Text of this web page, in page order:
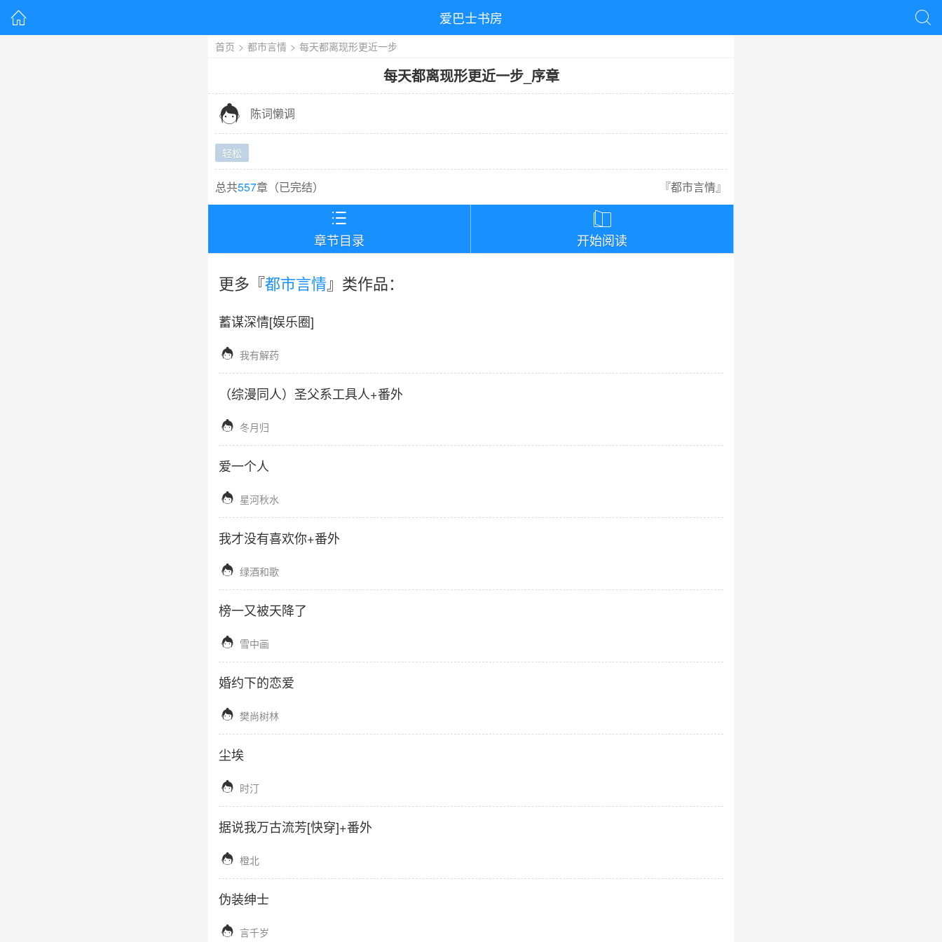
 爱巴士书房 
首页 > 都市言情 > 每天都离现形更近一步
每天都离现形更近一步_ 序章
 陈词懒调
轻松
总共557章（已完结） 『都市言情』

章节目录

开始阅读
更多『都市言情』类作品：
蓄谋深情[娱乐圈]
 我有解药
（综漫同人）圣父系工具人+番外
 冬月归
爱一个人
 星河秋水
我才没有喜欢你+番外
 绿酒和歌
榜一又被天降了
 雪中画
婚约下的恋爱
 樊尚树林
尘埃
 时汀
据说我万古流芳[快穿]+番外
 橙北
伪装绅士
 言千岁